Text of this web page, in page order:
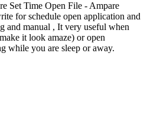
Set Time Open File - Ampare
for schedule open application and
and manual , It very useful when
it look amaze) or open
while you are sleep or away.